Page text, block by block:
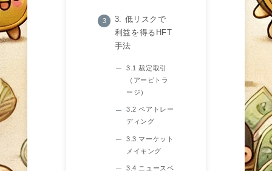
3. 低リスクで
利益を得るHFT
手法
3.1 裁定取引
（アービトラ
ージ）
3.2 ペアトレー
ディング
3.3 マーケット
メイキング
3.4 ニュースベ